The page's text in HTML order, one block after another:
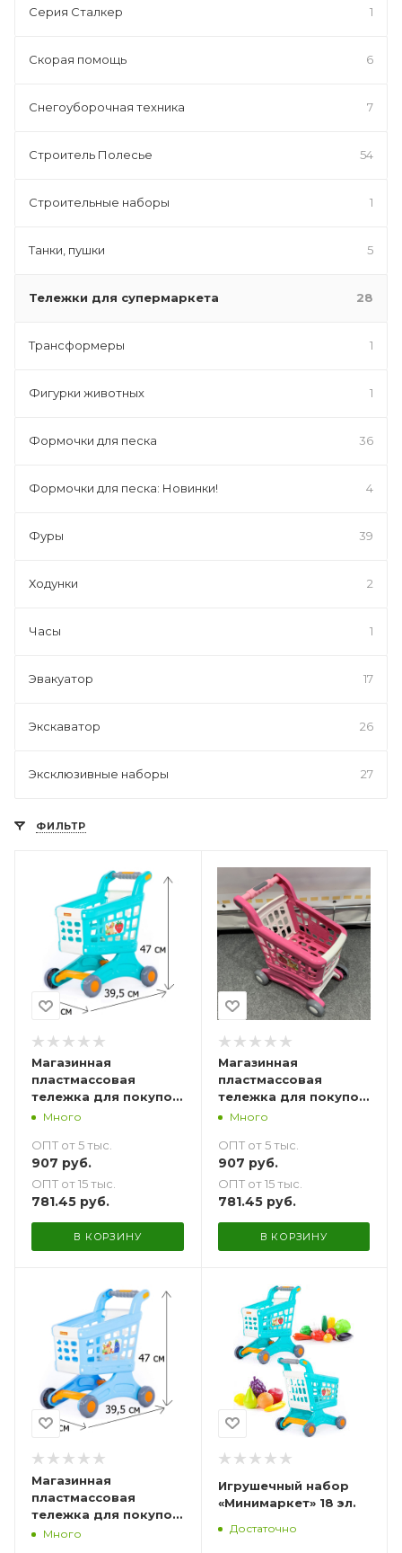
Серия Сталкер 1
Скорая помощь 6
Снегоуборочная техника 7
Строитель Полесье 54
Строительные наборы 1
Танки, пушки 5
Тележки для супермаркета 28
Трансформеры 1
Фигурки животных 1
Формочки для песка 36
Формочки для песка: Новинки! 4
Фуры 39
Ходунки 2
Часы 1
Эвакуатор 17
Экскаватор 26
Эксклюзивные наборы 27
ФИЛЬТР
Магазинная
пластмассовая
тележка для покупок
тележка для маркета
бирюзовая
Много
ОПТ от 5 тыс.
907 руб.
ОПТ от 15 тыс.
781.45 руб.
В КОРЗИНУ
Магазинная
пластмассовая
тележка для покупок
тележка для маркета
розовая
Много
ОПТ от 5 тыс.
907 руб.
ОПТ от 15 тыс.
781.45руб.
В КОРЗИНУ
Магазинная
пластмассовая
тележка для покупок
тележка для маркета
Много
Игрушечный набор
«Минимаркет» 18 эл.
Достаточно